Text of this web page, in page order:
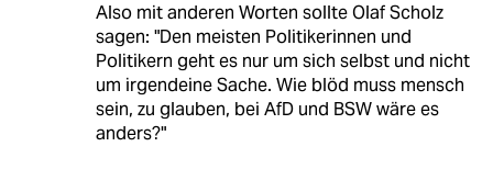
Also mit anderen Worten sollte Olaf Scholz
sagen: "Den meisten Politikerinnen und
Politikern geht es nur um sich selbst und nicht
um irgendeine Sache. Wie blöd muss mensch
sein, zu glauben, bei AfD und BSW wäre es
anders?"